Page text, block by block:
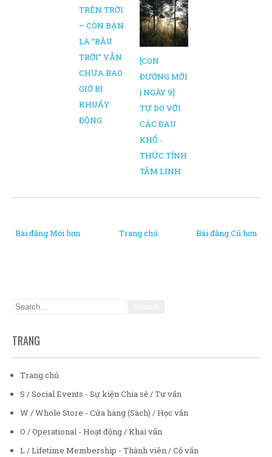
TRÊN TRỜI
– CÒN BẠN
LÀ “BẦU
TRỜI” VẪN
CHƯA BAO
GIỜ BỊ
KHUẤY
ĐỘNG
[CON
ĐƯỜNG MỚI
| NGÀY 9]
TỰ DO VỚI
CÁC ĐAU
KHỔ -
THỨC TỈNH
TÂM LINH
Bài đăng Mới hơn Bài đăng Cũ hơn
Trang chủ
TRANG
Trang chủ
S / Social Events - Sự kiện Chia sẻ / Tư vấn
W / Whole Store - Cửa hàng (Sách) / Học vấn
O / Operational - Hoạt động / Khai vấn
L / Lifetime Membership - Thành viên / Cố vấn